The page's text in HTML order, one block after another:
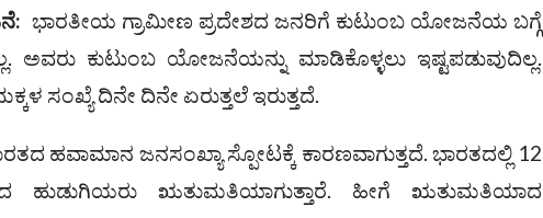
: ಭಾರತೀಯ ಗ್ರಾಮೀಣ ಪ್ರದೇಶದ ಜನರಿಗೆ ಕುಟುಂಬ ಯೋಜನೆಯ ಬಗ್ಗೆ
ಅವರು ಕುಟುಂಬ ಯೋಜನೆಯನ್ನು ಮಾಡಿಕೊಳ್ಳಲು ಇಷ್ಟಪಡುವುದಿಲ್ಲ.
ಸಂಖ್ಯೆ ದಿನೇ ದಿನೇ ಏರುತ್ತಲೆ ಇರುತ್ತದೆ.
ಹವಾಮಾನ ಜನಸಂಖ್ಯಾ ಸ್ಪೋಟಕ್ಕೆ ಕಾರಣವಾಗುತ್ತದೆ. ಭಾರತದಲ್ಲಿ 12
ಹುಡುಗಿಯರು ಋತುಮತಿಯಾಗುತ್ತಾರೆ. ಹೀಗೆ ಋತುಮತಿಯಾದ